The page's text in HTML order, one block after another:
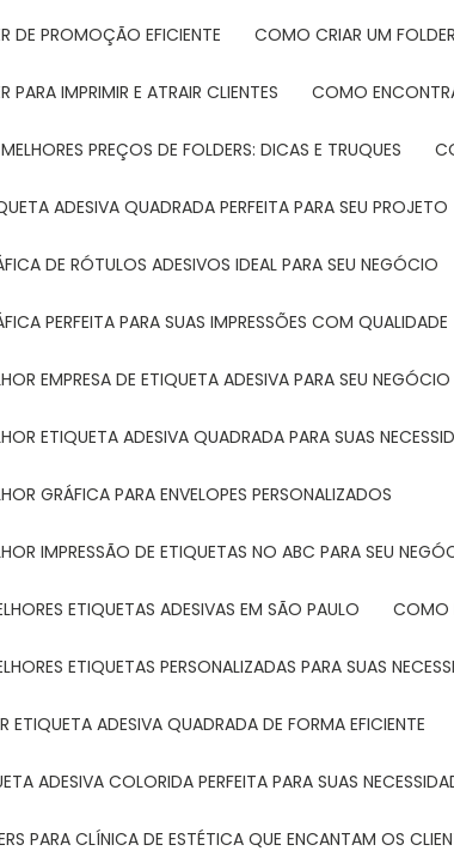
DE PROMOÇÃO EFICIENTE COMO CRIAR UM
PARA IMPRIMIR E ATRAIR CLIENTES COMO
PREÇOS DE FOLDERS: DICAS E TRUQUES
ADESIVA QUADRADA PERFEITA PARA SEU PROJETO
DE RÓTULOS ADESIVOS IDEAL PARA SEU NEGÓCIO
PERFEITA PARA SUAS IMPRESSÕES COM QUALIDADE
EMPRESA DE ETIQUETA ADESIVA PARA SEU NEGÓCIO
ETIQUETA ADESIVA QUADRADA PARA SUAS
GRÁFICA PARA ENVELOPES PERSONALIZADOS
IMPRESSÃO DE ETIQUETAS NO ABC PARA SEU
ETIQUETAS ADESIVAS EM SÃO PAULO
ETIQUETAS PERSONALIZADAS PARA SUAS
ETIQUETA ADESIVA QUADRADA DE FORMA EFICIENTE
ADESIVA COLORIDA PERFEITA PARA SUAS
PARA CLÍNICA DE ESTÉTICA QUE ENCANTAM OS